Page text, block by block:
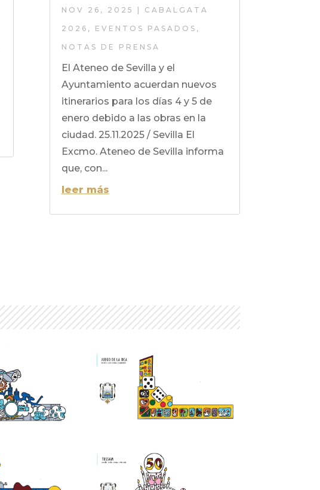
NOV 26, 2025 | CABALGATA
2026 , EVENTOS PASADOS ,
NOTAS DE PRENSA
El Ateneo de Sevilla y el
Ayuntamiento acuerdan nuevos
itinerarios para los días 4 y 5 de
enero debido a las obras en la
ciudad. 25.11.2025 / Sevilla El
Excmo. Ateneo de Sevilla informa
que, con...
leer más